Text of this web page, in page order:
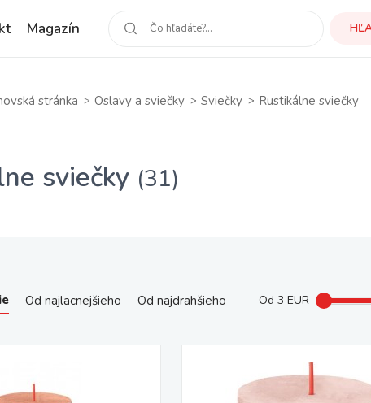
Magazín
stránka Oslavy a sviečky Sviečky Rustikálne sviečky
sviečky (31)
Od najlacnejšieho Od najdrahšieho Od 3 EUR